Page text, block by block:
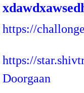
https://
https://
Doorgaan